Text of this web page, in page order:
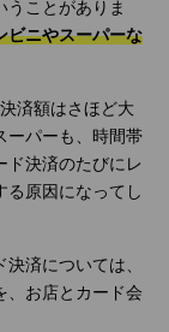
うことがありま
ビニやスーパーな
済額はさほど大
ーパーも、時間帯
ド決済のたびにレ
る原因になってし
済については、
、お店とカード会